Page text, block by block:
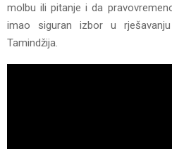
molbu ili pitanje i da
imao siguran izbor u
Tamindžija.